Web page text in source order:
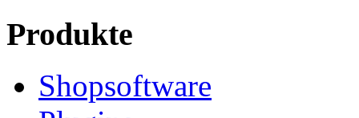
Produkte
Shopsoftware